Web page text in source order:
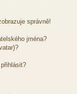
správně!
jména?